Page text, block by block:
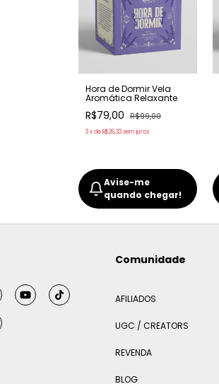
Hora de Dormir Vela
Aromática Relaxante
R$79,00 R$99,00
3xdeR$26,33sem juros
Avise-me
quando chegar!
Comunidade
AFILIADOS
UGC / CREATORS
REVENDA
BLOG